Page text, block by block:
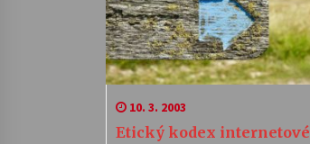
10. 3. 2003
Etický kodex internetové